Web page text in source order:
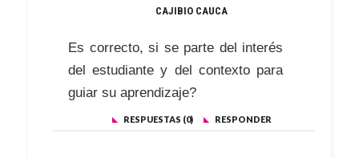
CAJIBIO CAUCA
Es correcto, si se parte del interés
del estudiante y del contexto para
guiar su aprendizaje?
RESPUESTAS (0) RESPONDER